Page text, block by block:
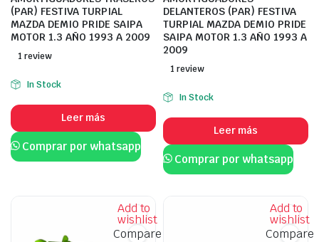
(PAR) FESTIVA TURPIAL
MAZDA DEMIO PRIDE SAIPA
MOTOR 1.3 AÑO 1993 A 2009
1 review
In Stock
Leer más
Comprar por whatsapp
DELANTEROS (PAR) FESTIVA
TURPIAL MAZDA DEMIO PRIDE
SAIPA MOTOR 1.3 AÑO 1993 A
2009
1 review
In Stock
Leer más
Comprar por whatsapp
Add to
wishlist
Compare
Add to
wishlist
Compare